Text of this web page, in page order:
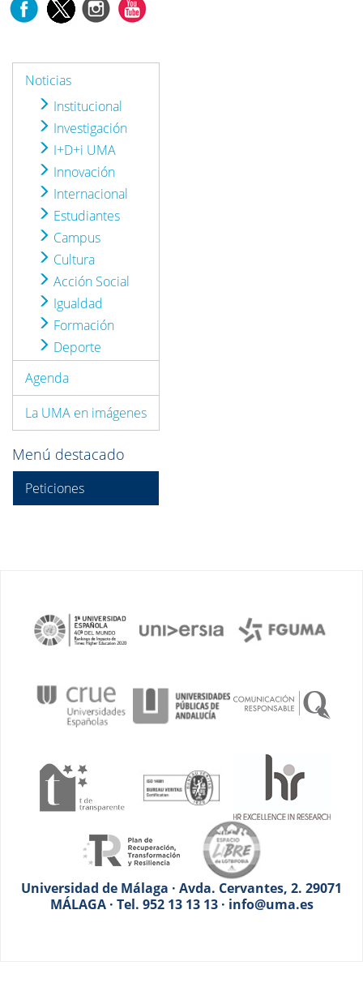
Noticias
Institucional
Investigación
I+D+i UMA
Innovación
Internacional
Estudiantes
Campus
Cultura
Acción Social
Igualdad
Formación
Deporte
Agenda
La UMA en imágenes
Menú destacado
Peticiones
Universidad de Málaga · Avda. Cervantes, 2. 29071
MÁLAGA · Tel. 952 13 13 13 · info@uma.es